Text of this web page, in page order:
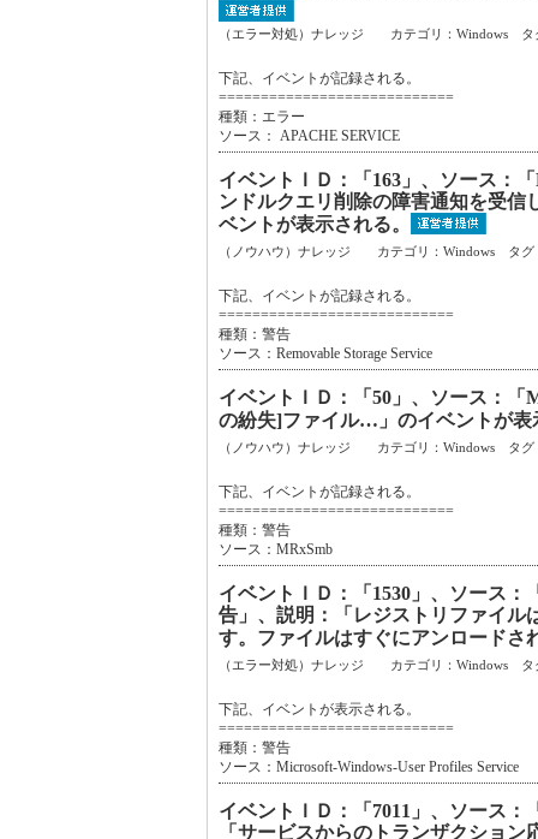
（エラー対処）ナレッジ カテゴリ：Windows タ
下記、イベントが記録される。
============================
種類：エラー
ソース： APACHE SERVICE
イベントＩＤ：「163」、ソース：
ンドルクエリ削除の障害通知を受
ベントが表示される。
（ノウハウ）ナレッジ カテゴリ：Windows タグ
下記、イベントが記録される。
============================
種類：警告
ソース：Removable Storage Service
イベントＩＤ：「50」、ソース：
の紛失]ファイル…」のイベントが表
（ノウハウ）ナレッジ カテゴリ：Windows タグ
下記、イベントが記録される。
============================
種類：警告
ソース：MRxSmb
イベントＩＤ：「1530」、ソース：
告」、説明：「レジストリファイル
す。ファイルはすぐにアンロードさ
（エラー対処）ナレッジ カテゴリ：Windows タ
下記、イベントが表示される。
============================
種類：警告
ソース：Microsoft-Windows-User Profiles Service
イベントＩＤ：「7011」、ソース：
「サービスからのトランザクショ